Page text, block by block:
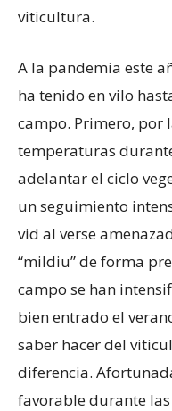
viticultura.
A la pandemia este
ha tenido en vilo
campo. Primero, por
temperaturas
adelantar el ciclo
un seguimiento
vid al verse
“mildiu” de forma
campo se han
bien entrado el
saber hacer del
diferencia.
favorable durante